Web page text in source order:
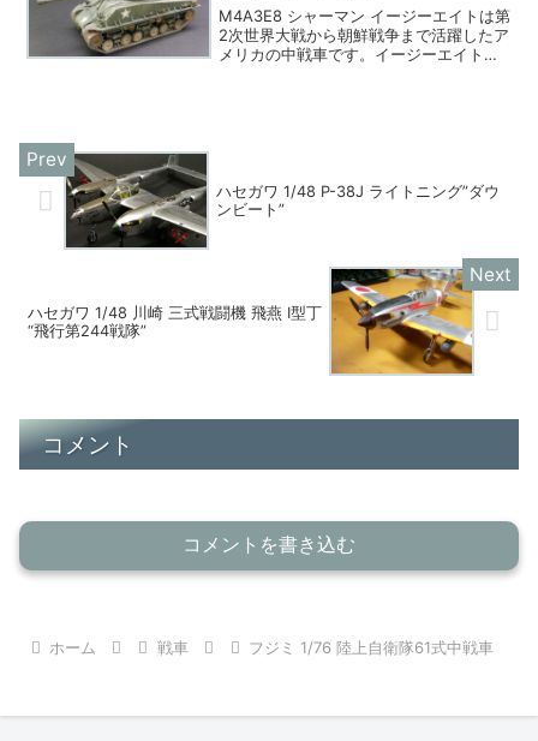
M4A3E8 シャーマン イージーエイトは第
2次世界大戦から朝鮮戦争まで活躍したア
メリカの中戦車です。イージーエイトは
ハセガワ 1/48 P-38J ライトニング”ダウ
ンビート”
ハセガワ 1/48 川崎 三式戦闘機 飛燕 I型丁
“飛行第244戦隊”
コメント
コメントを書き込む
ホーム 戦車 フジミ 1/76 陸上自衛隊61式中戦車